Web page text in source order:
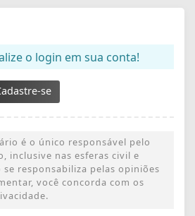
o login em sua conta!
se
é o único responsável pelo
inclusive nas esferas civil e
se responsabiliza pelas opiniões
você concorda com os